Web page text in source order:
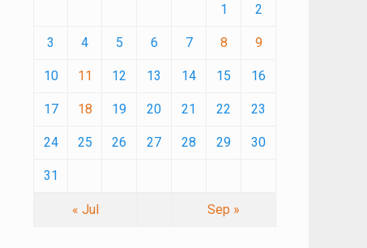
1 2
3 4 5 6 7 8 9
10 11 12 13 14 15 16
17 18 19 20 21 22 23
24 25 26 27 28 29 30
31
« Jul Sep »